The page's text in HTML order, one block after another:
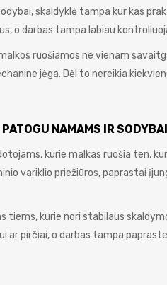
skaldyklė tampa kur kas
o darbas tampa labiau
ruošiamos ne vienam
jėga. Dėl to nereikia
NAMAMS IR SODYBAI
kurie malkas ruošia ten,
variklio priežiūros, paprastai
tiems, kurie nori stabilaus
ar pirčiai, o darbas tampa